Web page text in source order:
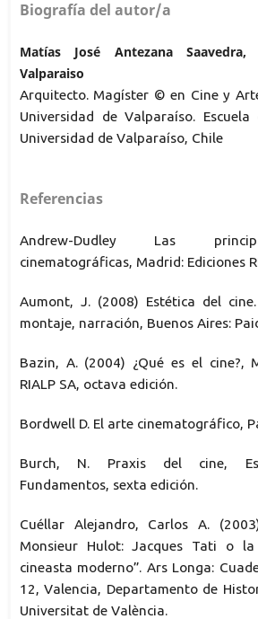
Biografía del autor/a
Matías José Antezana
Valparaiso
Arquitecto. Magíster © en Cine y
Universidad de Valparaíso.
Universidad de Valparaíso, Chile
Referencias
Andrew-Dudley Las
cinematográficas, Madrid: Ediciones
Aumont, J. (2008) Estética del
montaje, narración, Buenos Aires:
Bazin, A. (2004) ¿Qué es el cine?,
RIALP SA, octava edición.
Bordwell D. El arte cinematográfico,
Burch, N. Praxis del cine,
Fundamentos, sexta edición.
Cuéllar Alejandro, Carlos A.
Monsieur Hulot: Jacques Tati o
cineasta moderno”. Ars Longa:
12, Valencia, Departamento de
Universitat de València.